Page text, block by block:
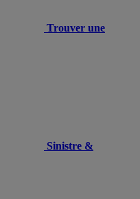
Trouver une
Sinistre &